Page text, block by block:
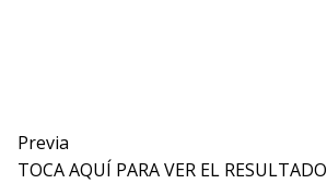
Previa
TOCA AQUÍ PARA VER EL RESULTADO